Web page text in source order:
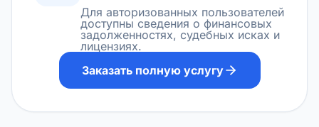
Для авторизованных пользователей
доступны сведения о финансовых
задолженностях, судебных исках и
лицензиях.
Заказать полную услугу